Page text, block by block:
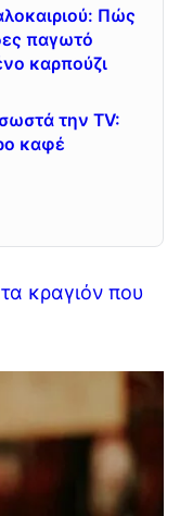
Πώς
παγωτό
καρπούζι
την TV:
καφέ
κραγιόν που